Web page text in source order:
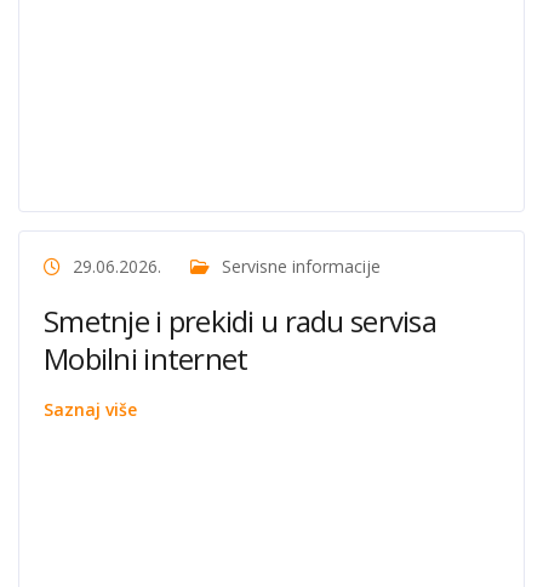
29.06.2026. Servisne informacije
Smetnje i prekidi u radu servisa
Mobilni internet
Saznaj više